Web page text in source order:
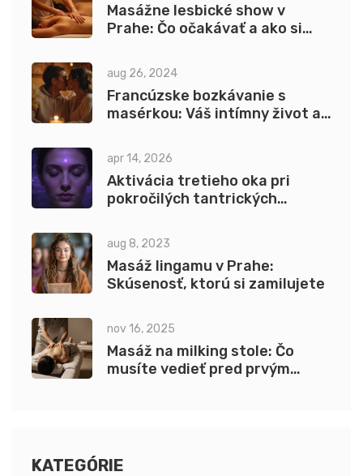
Masážne lesbické show v
Prahe: Čo očakávať a ako si
aug 26, 2024
Francúzske bozkávanie s
masérkou: Váš intímny život a
apr 14, 2026
Aktivácia tretieho oka pri
pokročilých tantrických
aug 8, 2023
Masáž lingamu v Prahe:
Skúsenosť, ktorú si zamilujete
nov 16, 2025
Masáž na milking stole: Čo
musíte vedieť pred prvým
KATEGÓRIE